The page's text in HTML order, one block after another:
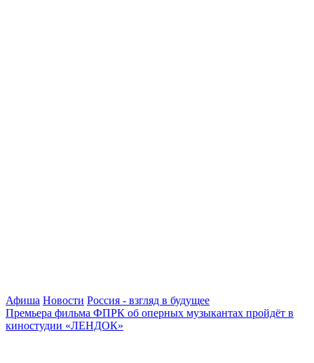
Афиша Новости Россия - взгляд в будущее
Премьера фильма ФПРК об оперных музыкантах пройдёт в
киностудии «ЛЕНДОК»